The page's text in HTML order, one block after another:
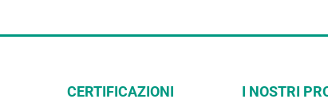
CERTIFICAZIONI
I NOSTRI